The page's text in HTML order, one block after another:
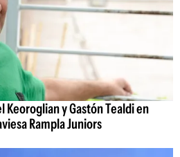
y Gastón Tealdi en
Rampla Juniors